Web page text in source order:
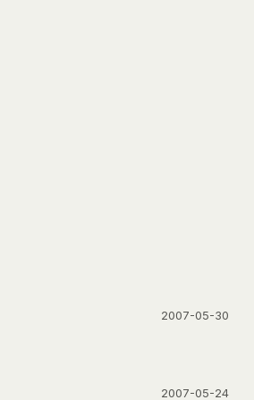
2007-05-30
2007-05-24